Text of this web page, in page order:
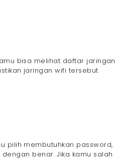
bisa melihat daftar jaringan
jaringan wifi tersebut
pilih membutuhkan password,
benar. Jika kamu salah